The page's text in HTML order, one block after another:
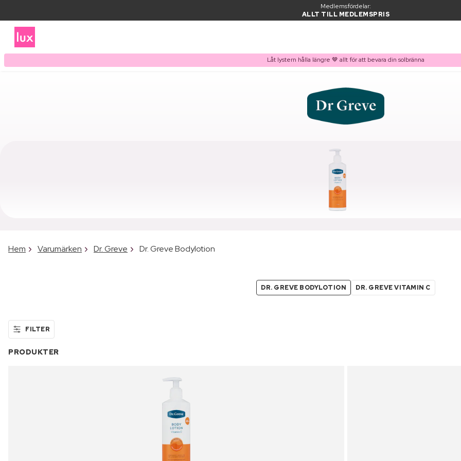
Medlemsfördelar:
ALLT TILL MEDLEMSPRIS
Låt lystern hålla längre 🤎 allt för att bevara din solbränna
Hem Varumärken Dr. Greve Dr. Greve Bodylotion
DR. GREVE BODYLOTION DR. GREVE VITAMIN C
FILTER
PRODUKTER